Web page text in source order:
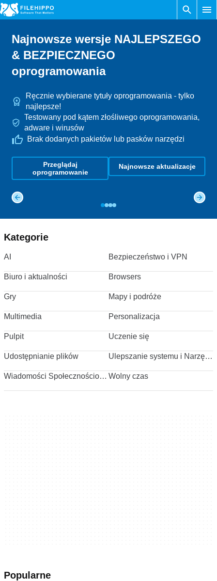
Najnowsze wersje NAJLEPSZEGO
& BEZPIECZNEGO
oprogramowania
Ręcznie wybierane tytuły oprogramowania - tylko
najlepsze!
Testowany pod kątem złośliwego oprogramowania,
adware i wirusów
Brak dodanych pakietów lub pasków narzędzi
Przeglądaj
oprogramowanie
Najnowsze aktualizacje
Kategorie
AI Bezpieczeństwo i VPN
Biuro i aktualności Browsers
Gry Mapy i podróże
Multimedia Personalizacja
Pulpit Uczenie się
Udostępnianie plików Ulepszanie systemu i Narzędzia
Wiadomości Społecznościowe Wolny czas
Popularne